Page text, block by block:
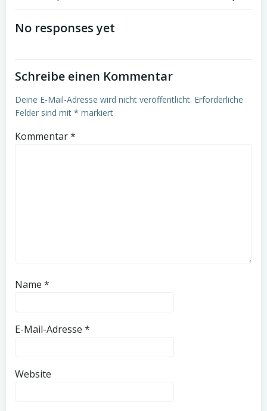
navigation
No responses yet
Schreibe einen Kommentar
Deine E-Mail-Adresse wird nicht veröffentlicht. Erforderliche
Felder sind mit * markiert
Kommentar*
Name *
E-Mail-Adresse *
Website